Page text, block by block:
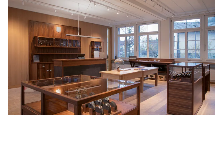
AUFZUG
Automatischer Aufzug
FREQUENZ
28.800 A/h, 4 Hz
ZIFFERBLATT Grau